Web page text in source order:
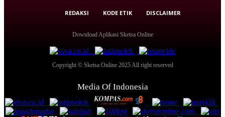
REDAKSI KODE ETIK DISCLAIMER
Download Aplikasi Sketsa Online
Copyright © Sketsa Online 2025 All right reserved
Media Of Indonesia